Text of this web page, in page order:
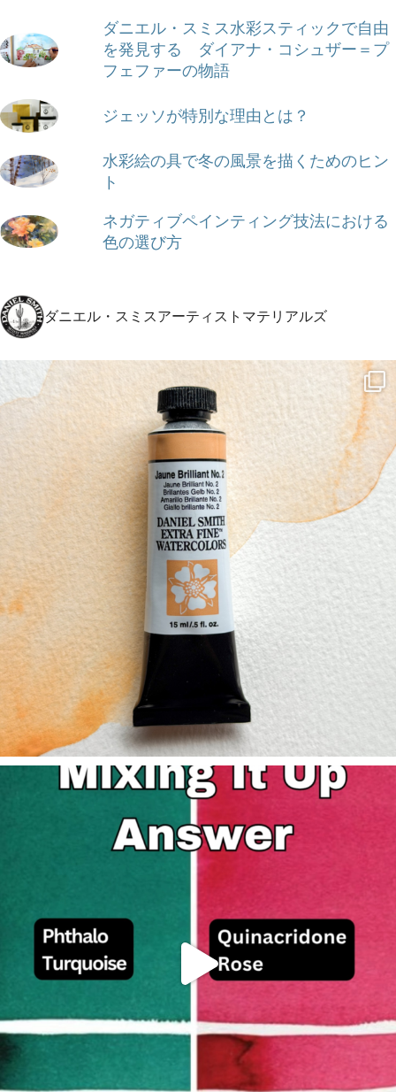
ダニエル・スミス水彩スティックで自由
を発見する ダイアナ・コシュザー＝プ
フェファーの物語
ジェッソが特別な理由とは？
水彩絵の具で冬の風景を描くためのヒン
ト
ネガティブペインティング技法における
色の選び方
ダニエル・スミスアーティストマテリアルズ